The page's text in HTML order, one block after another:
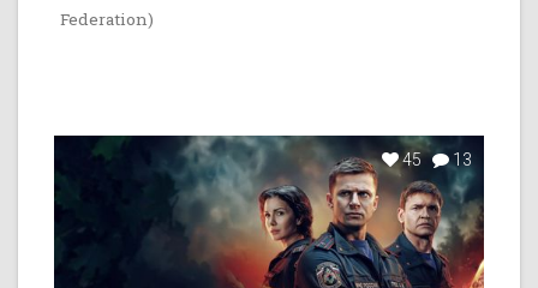
Federation)
45 13